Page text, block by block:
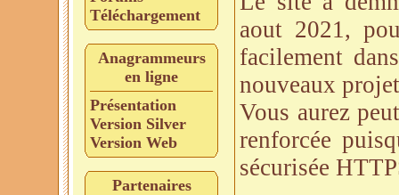
Téléchargement
Anagrammeurs
en ligne
Présentation
Version Silver
Version Web
Partenaires
aout 2021,
facilement
nouveaux
Vous aurez
renforcée
sécurisée